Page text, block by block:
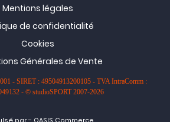
Mentions légales
de confidentialité
Cookies
Générales de Vente
- SIRET : 49504913200105 - TVA IntraComm :
- © studioSPORT 2007-2026